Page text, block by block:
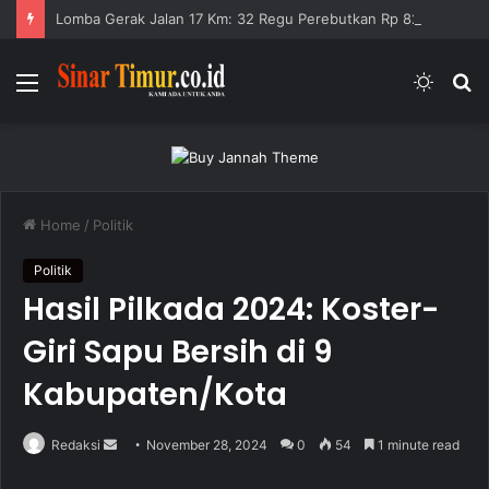
Menu
Switch
Home / Politik
Politik
Hasil Pilkada 2024: Koster-
Giri Sapu Bersih di 9
Kabupaten/Kota
Redaksi November 28, 2024 0 54 1 minute read